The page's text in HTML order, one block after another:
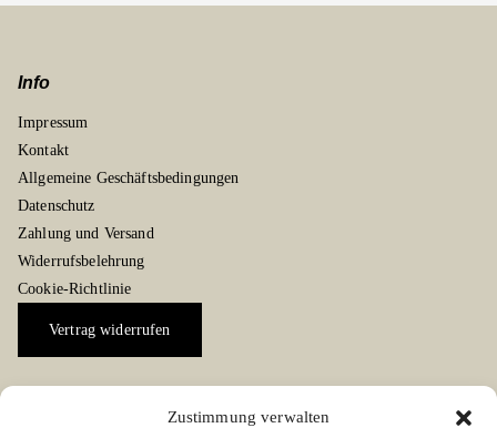
Zustimmung verwalten
Info
Impressum
Kontakt
Allgemeine Geschäftsbedingungen
Datenschutz
Zahlung und Versand
Widerrufsbelehrung
Cookie-Richtlinie
Vertrag widerrufen